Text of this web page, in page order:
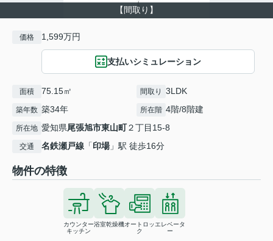
【間取り】
価格 1,599万円
支払いシミュレーション
面積 75.15㎡ 間取り 3LDK
築年数 築34年 所在階 4階/8階建
所在地 愛知県尾張旭市東山町２丁目15-8
交通 名鉄瀬戸線 「印場」駅 徒歩16分
物件の特徴
カウンター
キッチン
浴室乾燥機オートロッ
ク
エレベータ
ー